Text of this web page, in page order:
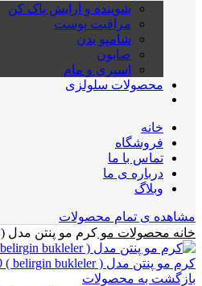
شوینده و ارایش پاک کن
مراقبت پوست
شامپو بدن
صابون
اسپری و مام
محصولات سلولزی
خانه
فروشگاه
تماس با ما
درباره ی ما
وبلاگ
مشاهده ی تمام محصولات
خانه محصولات مو کرم مو پنتن مدل ( onarici) 300میل
کرم مو پنتن مدل ( belirgin bukleler ) 300میل
بازگشت به محصولات